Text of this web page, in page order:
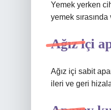
Yemek yerken
yemek
Ağız içi
Ağız içi sabit
ileri ve geri